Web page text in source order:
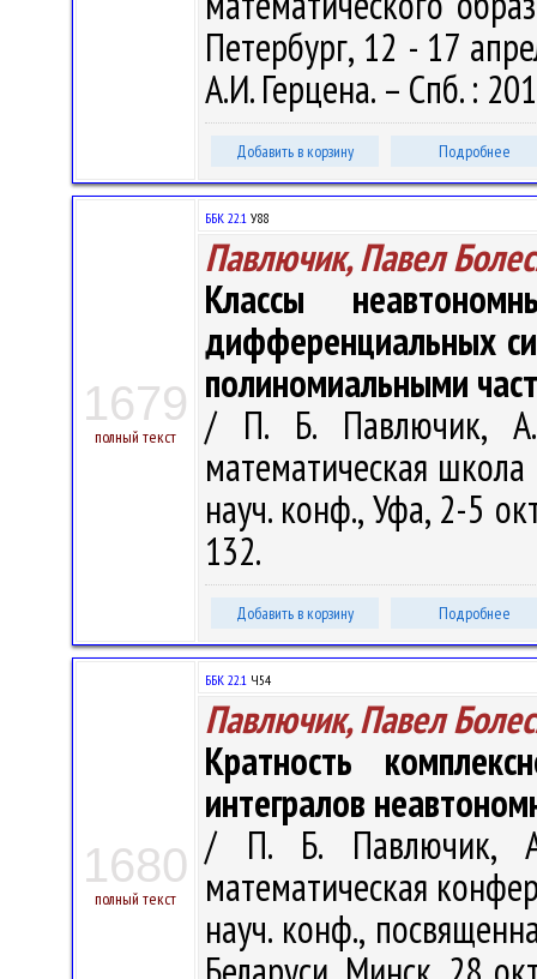
Петербург, 12 - 17
А.И. Герцена. – Спб. :
Добавить в корзину Подробнее
1679
полный текст
ББК 22.1 У88
Павлючик, Павел
Классы
дифференциальных
полиномиальными
/ П. Б. Павлючик,
математическая
науч. конф., Уфа, 2-5
132.
Добавить в корзину Подробнее
1680
полный текст
ББК 22.1 Ч54
Павлючик, Павел
Кратность
интегралов
/ П. Б. Павлючик,
математическая
науч. конф.,